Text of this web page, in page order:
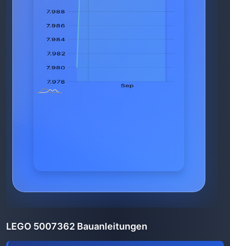
LEGO 5007362 Bauanleitungen